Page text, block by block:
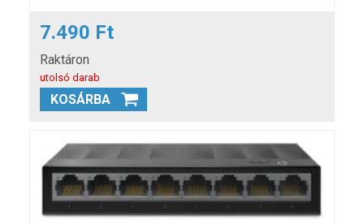
7.490 Ft
Raktáron
utolsó darab
KOSÁRBA